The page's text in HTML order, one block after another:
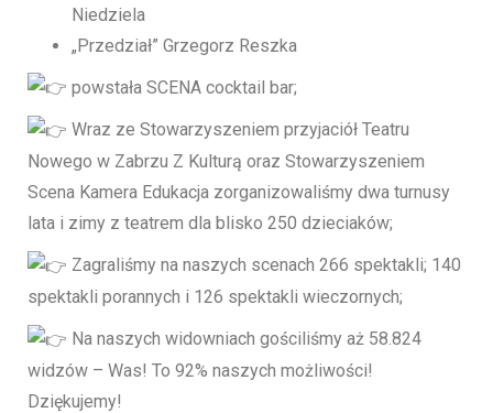
Niedziela
„Przedział” Grzegorz Reszka
powstała SCENA cocktail bar;
Wraz ze Stowarzyszeniem przyjaciół Teatru
Nowego w Zabrzu Z Kulturą oraz Stowarzyszeniem
Scena Kamera Edukacja zorganizowaliśmy dwa turnusy
lata i zimy z teatrem dla blisko 250 dzieciaków;
Zagraliśmy na naszych scenach 266 spektakli; 140
spektakli porannych i 126 spektakli wieczornych;
Na naszych widowniach gościliśmy aż 58.824
widzów – Was! To 92% naszych możliwości!
Dziękujemy!